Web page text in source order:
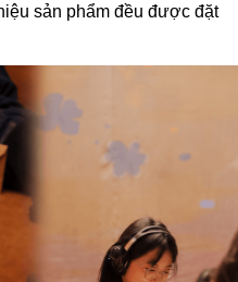
sản phẩm đều được đặt